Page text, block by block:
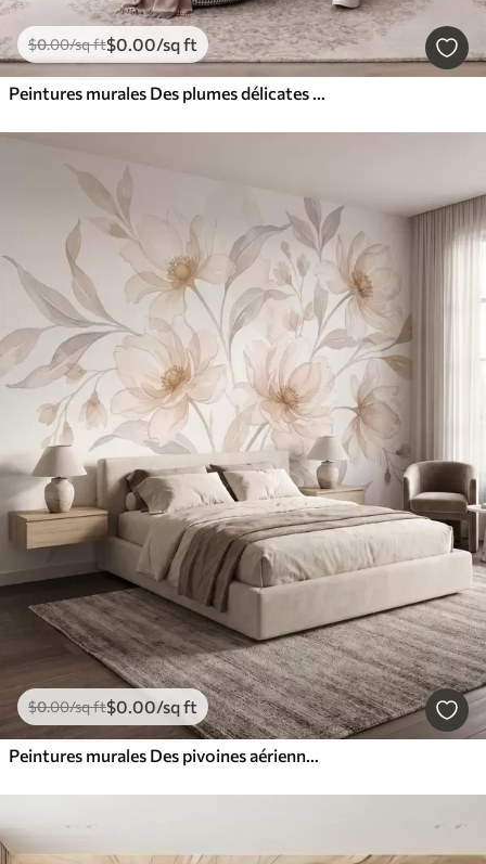
$0.00/sq ft$0.00/sq ft
Peintures murales Des plumes délicates et aériennes, nimbées d'une brume rose-pêche aux reflets chatoyants
$0.00/sq ft$0.00/sq ft
Peintures murales Des pivoines aériennes aux douces nuances de beige poudré